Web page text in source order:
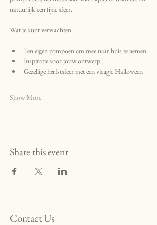
natuurlijk een fijne sfeer.
Wat je kunt verwachten:
Een eigen pompoen om mee naar huis te nemen
Inspiratie voor jouw ontwerp
Gezellige herfstsfeer met een vleugje Halloween
Show More
Share this event
Contact Us